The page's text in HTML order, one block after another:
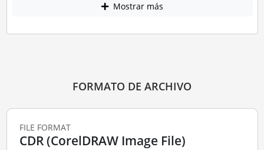
Mostrar más
FORMATO DE ARCHIVO
FILE FORMAT
CDR (CorelDRAW Image File)